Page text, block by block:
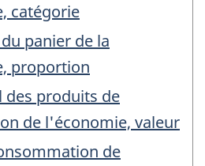
catégorie
panier de la
proportion
des produits de
de l'économie, valeur
de